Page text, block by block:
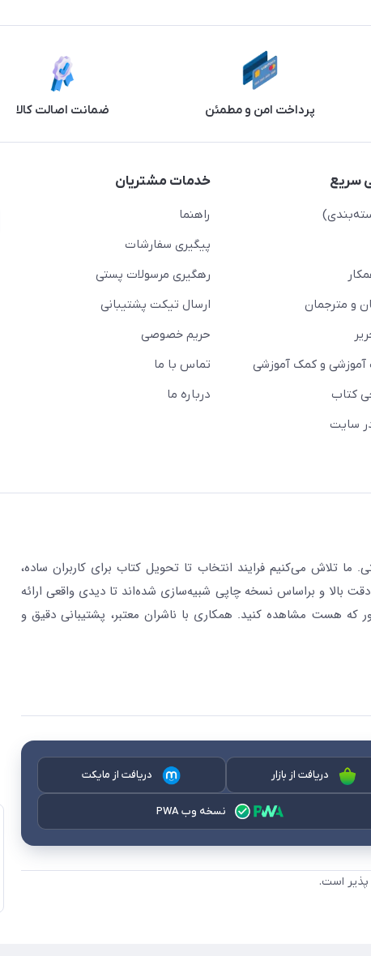
پرداخت امن و مطمئن ضمانت اصالت کالا
سریع
و مترجمان
آموزشی و کمک آموزشی
کتاب
سایت
خدمات مشتریان
راهنما
پیگیری سفارشات
رهگیری مرسولات پستی
ارسال تیکت پشتیبانی
حریم خصوصی
تماس با ما
درباره ما
تلاش می‌کنیم فرایند انتخاب تا تحویل کتاب برای کاربران ساده،
بالا و براساس نسخه چاپی شبیه‌سازی شده‌اند تا دیدی واقعی ارائه
که هست مشاهده کنید. همکاری با ناشران معتبر، پشتیبانی دقیق و
دریافت از بازار دریافت از مایکت
نسخه وب PWA
پذیر است.